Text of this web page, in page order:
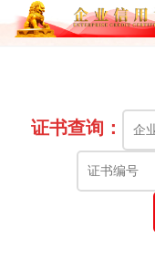
证书查询：